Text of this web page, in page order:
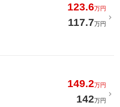
123.6万円
117.7万円
149.2万円
142万円